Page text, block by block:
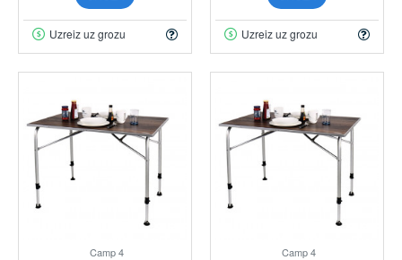
Uzreiz uz grozu Uzreiz uz grozu
Camp 4 Camp 4